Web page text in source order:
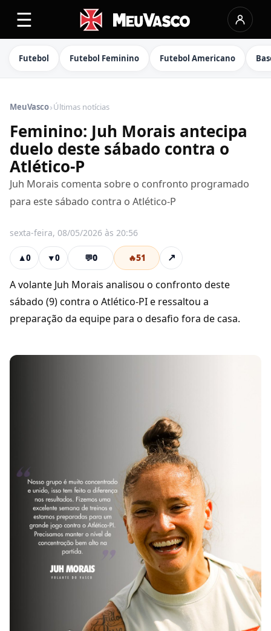
☰
Futebol Futebol Feminino Futebol Americano
MeuVasco›Últimas notícias
Feminino: Juh Morais antecipa
duelo deste sábado contra o
Atlético-P
Juh Morais comenta sobre o confronto programado
para este sábado contra o Atlético-P
sexta-feira, 08/05/2026 às 20:56
▲0 ▼0 💬0 🔥51 ↗
A volante Juh Morais analisou o confronto deste
sábado (9) contra o Atlético-PI e ressaltou a
preparação da equipe para o desafio fora de casa.